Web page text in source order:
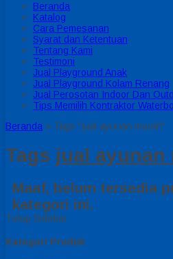
Beranda
Katalog
Cara Pemesanan
Syarat dan Ketentuan
Tentang Kami
Testimoni
Jual Playground Anak
Jual Playground Kolam Renang
Jual Perosotan Indoor Dan
Tips Memilih Kontraktor
Beranda » Tags "jual ayunan murah"
Tags jual ayunan
Maaf, belum tersedia
kategori ini.
Tutup Sidebar
Kategori Produk